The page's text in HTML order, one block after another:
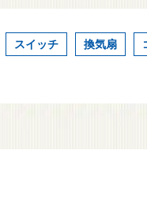
スイッチ 換気扇